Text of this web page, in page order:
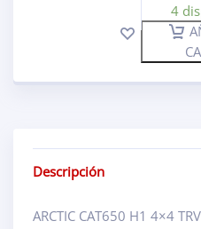
4
Descripción
ARCTIC CAT650 H1 4×4